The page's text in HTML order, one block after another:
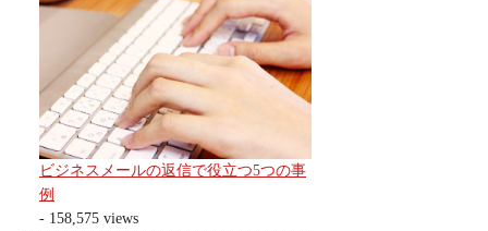
ビジネスメールの返信で役立つ5つの事
例
- 158,575 views